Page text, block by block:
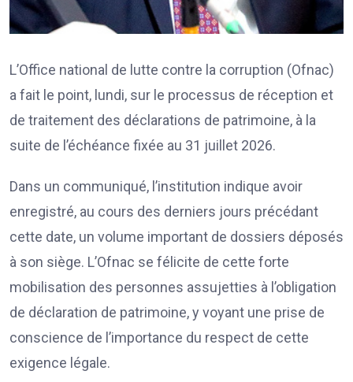
L’Office national de lutte contre la corruption (Ofnac)
a fait le point, lundi, sur le processus de réception et
de traitement des déclarations de patrimoine, à la
suite de l’échéance fixée au 31 juillet 2026.
Dans un communiqué, l’institution indique avoir
enregistré, au cours des derniers jours précédant
cette date, un volume important de dossiers déposés
à son siège. L’Ofnac se félicite de cette forte
mobilisation des personnes assujetties à l’obligation
de déclaration de patrimoine, y voyant une prise de
conscience de l’importance du respect de cette
exigence légale.